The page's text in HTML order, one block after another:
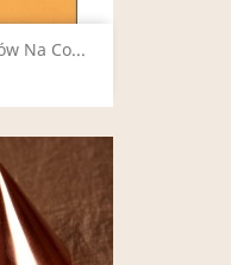
Na Co...